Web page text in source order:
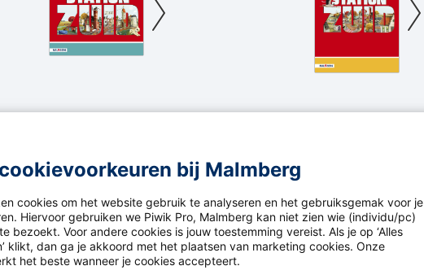
bij Malmberg
cookies om het website gebruik te analyseren en het gebruiksgemak voor je
Hiervoor gebruiken we Piwik Pro, Malmberg kan niet zien wie (individu/pc)
bezoekt. Voor andere cookies is jouw toestemming vereist. Als je op ‘Alles
klikt, dan ga je akkoord met het plaatsen van marketing cookies. Onze
het beste wanneer je cookies accepteert.